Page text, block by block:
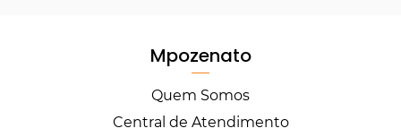
Mpozenato
Quem Somos
Central de Atendimento